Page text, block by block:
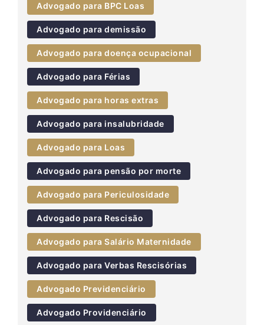
Advogado para BPC Loas
Advogado para demissão
Advogado para doença ocupacional
Advogado para Férias
Advogado para horas extras
Advogado para insalubridade
Advogado para Loas
Advogado para pensão por morte
Advogado para Periculosidade
Advogado para Rescisão
Advogado para Salário Maternidade
Advogado para Verbas Rescisórias
Advogado Previdenciário
Advogado Providenciário